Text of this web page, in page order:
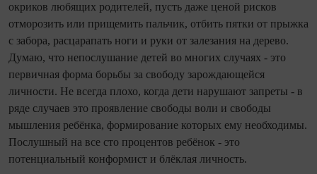
окриков любящих родителей, пусть даже ценой рисков
отморозить или прищемить пальчик, отбить пятки от прыжка
с забора, расцарапать ноги и руки от залезания на дерево.
Думаю, что непослушание детей во многих случаях - это
первичная форма борьбы за свободу зарождающейся
личности. Не всегда плохо, когда дети нарушают запреты - в
ряде случаев это проявление свободы воли и свободы
мышления ребёнка, формирование которых ему необходимы.
Послушный на все сто процентов ребёнок - это
потенциальный конформист и блёклая личность.